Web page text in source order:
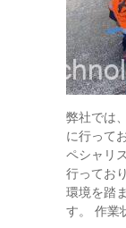
弊社では
に行って
ペシャリ
行ってお
環境を踏
す。 作業